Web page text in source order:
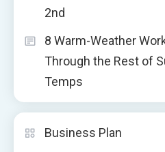
2nd
8 Warm-Weather
Through the Rest of
Temps
Business Plan